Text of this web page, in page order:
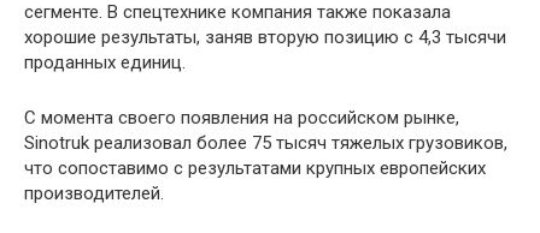
сегменте. В спецтехнике компания также показала
хорошие результаты, заняв вторую позицию с 4,3 тысячи
проданных единиц.
С момента своего появления на российском рынке,
Sinotruk реализовал более 75 тысяч тяжелых грузовиков,
что сопоставимо с результатами крупных европейских
производителей.